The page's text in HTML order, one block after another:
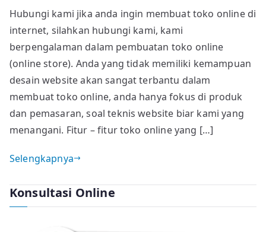
pembuatan
toko
online
Hubungi kami jika anda ingin membuat toko online di
internet, silahkan hubungi kami, kami
berpengalaman dalam pembuatan toko online
(online store). Anda yang tidak memiliki kemampuan
desain website akan sangat terbantu dalam
membuat toko online, anda hanya fokus di produk
dan pemasaran, soal teknis website biar kami yang
menangani. Fitur – fitur toko online yang […]
Selengkapnya
Konsultasi Online